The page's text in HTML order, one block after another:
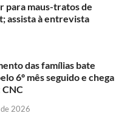
para maus-tratos de
assista à entrevista
das famílias bate
6º mês seguido e chega
CNC
2026